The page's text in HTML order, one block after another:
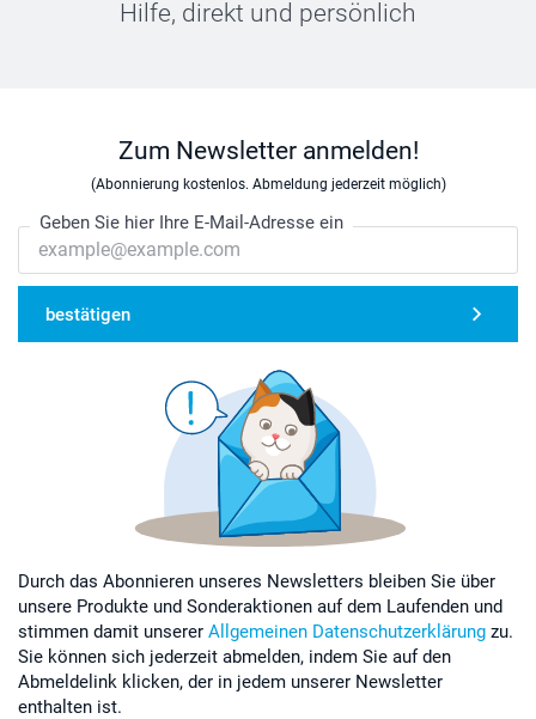
Hilfe, direkt und persönlich
Zum Newsletter anmelden!
(Abonnierung kostenlos. Abmeldung jederzeit möglich)
Geben Sie hier Ihre E-Mail-Adresse ein
bestätigen
Durch das Abonnieren unseres Newsletters bleiben Sie über
unsere Produkte und Sonderaktionen auf dem Laufenden und
stimmen damit unserer Allgemeinen Datenschutzerklärung zu.
Sie können sich jederzeit abmelden, indem Sie auf den
Abmeldelink klicken, der in jedem unserer Newsletter
enthalten ist.